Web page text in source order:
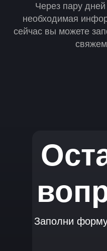
Через пару
необходимая
сейчас вы можете
Заполни